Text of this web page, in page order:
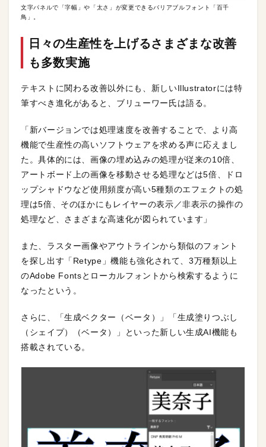
文字パネルで「字幅」や「太さ」が変更できるバリアブルフォント「百千
鳥」。
日々の生産性を上げるさまざまな改善
も多数実施
テキストに関わる改善以外にも、新しいIllustratorには特
筆すべき進化があると、ブリューワー氏は語る。
「新バージョンでは処理速度を改善することで、より高
機能で生産性の高いソフトウェアを求める声に応えまし
た。具体的には、画像の埋め込みの処理が従来の10倍、
アートボード上の画像を移動させる処理などは5倍、ドロ
ップシャドウなど使用頻度が高い5種類のエフェクトの処
理は5倍、そのほかにもレイヤーの表示／非表示の操作の
処理など、さまざまな高速化が図られています」
また、ラスター画像やアウトラインから類似のフォント
を探し出す「Retype」機能も強化されて、3万種類以上
のAdobe Fontsとローカルフォントから検索するように
なったという。
さらに、「生成ベクター（ベータ）」「生成塗りつぶし
（シェイプ）（ベータ）」といった新しい生成AI機能も
搭載されている。